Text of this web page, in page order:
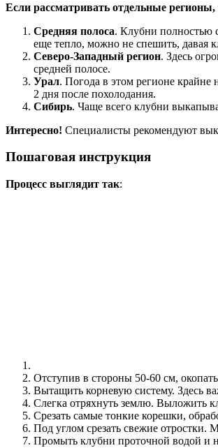
Если рассматривать отдельные регионы,
Средняя полоса. Клубни полностью
еще тепло, можно не спешить, давая
Северо-Западный регион. Здесь
средней полосе.
Урал. Погода в этом регионе крайне
2 дня после похолодания.
Сибирь. Чаще всего клубни
Интересно! Специалисты рекомендуют
Пошаговая инструкция
Процесс выглядит так:
Отступив в стороны 50-60 см,
Вытащить корневую систему. Здесь
Слегка отряхнуть землю. Выложить
Срезать самые тонкие корешки,
Под углом срезать свежие отростки.
Промыть клубни проточной водой и